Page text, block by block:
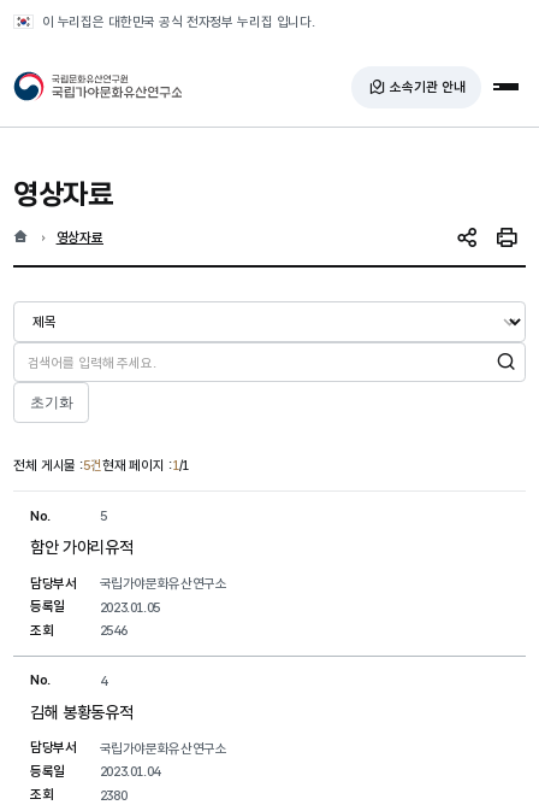
이 누리집은 대한민국 공식 전자정부 누리집 입니다.
국가유산청 국립가야문화유산연구소 소속기관 안내 전
영상자료
홈 현재 위치
영상자료 SNS 공유인쇄
검색
초기화
전체 게시물 :5건현재 페이지 :1/1
No. 5
함안 가야리유적
담당부서
국립가야문화유산연구소
등록일
2023.01.05
조회
2546
No. 4
김해 봉황동유적
담당부서
국립가야문화유산연구소
등록일
2023.01.04
조회
2380